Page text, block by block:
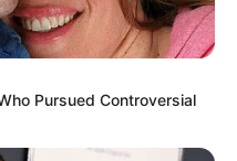
Pursued Controversial